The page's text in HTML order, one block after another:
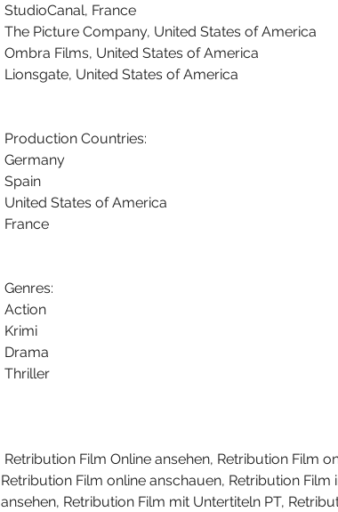
StudioCanal, France
The Picture Company, United States of America
Ombra Films, United States of America
Lionsgate, United States of America
Production Countries:
Germany
Spain
United States of America
France
Genres:
Action
Krimi
Drama
Thriller
Retribution Film online anschauen, Retribution Film
ansehen, Retribution Film mit Untertiteln PT,